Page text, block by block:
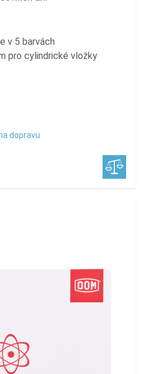
v 5 barvách
pro cylindrické vložky
dopravu